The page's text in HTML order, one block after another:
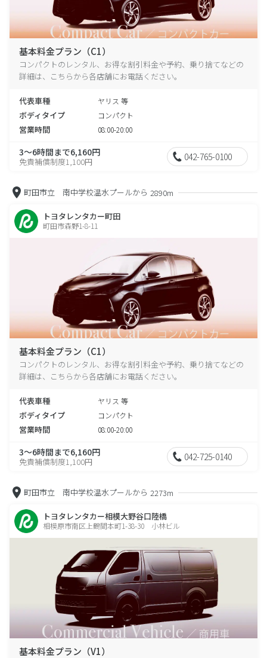
基本料金プラン（C1）
コンパクトのレンタル、お得な割引料金や予約、乗り捨てなどの
詳細は、こちらから各店舗にお電話ください。
代表車種 ヤリス 等
ボディタイプ コンパクト
営業時間 08:00-20:00
3～6時間まで6,160円
免責補償制度1,100円 042-765-0100
町田市立 南中学校温水プールから 2890m
トヨタレンタカー町田
町田市森野1-8-11
基本料金プラン（C1）
コンパクトのレンタル、お得な割引料金や予約、乗り捨てなどの
詳細は、こちらから各店舗にお電話ください。
代表車種 ヤリス 等
ボディタイプ コンパクト
営業時間 08:00-20:00
3～6時間まで6,160円
免責補償制度1,100円 042-725-0140
町田市立 南中学校温水プールから 2273m
トヨタレンタカー相模大野谷口陸橋
相模原市南区上鶴間本町1-38-30 小林ビル
基本料金プラン（V1）